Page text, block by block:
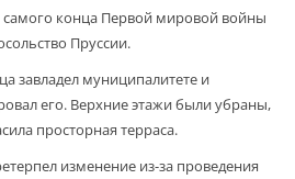
самого конца Первой мировой войны
Пруссии.
завладел муниципалитете и
его. Верхние этажи были убраны,
просторная терраса.
изменение из-за проведения